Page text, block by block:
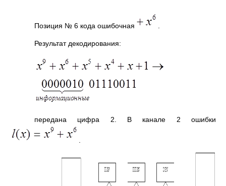
Позиция № 6 кода ошибочная
Результат декодирования:
передана цифра 2. В канале 2 ошибки